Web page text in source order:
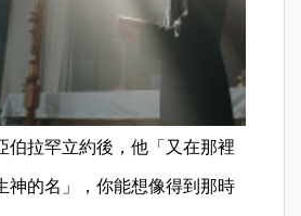
伯拉罕立約後，他「又在那裡
的名」，你能想像得到那時